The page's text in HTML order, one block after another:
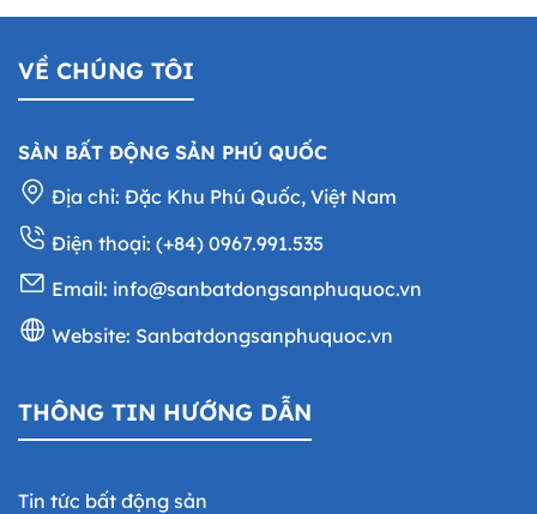
VỀ CHÚNG TÔI
SÀN BẤT ĐỘNG SẢN PHÚ QUỐC
Địa chỉ: Đặc Khu Phú Quốc, Việt Nam
Điện thoại: (+84) 0967.991.535
Email: info@sanbatdongsanphuquoc.vn
Website: Sanbatdongsanphuquoc.vn
THÔNG TIN HƯỚNG DẪN
Tin tức bất động sản